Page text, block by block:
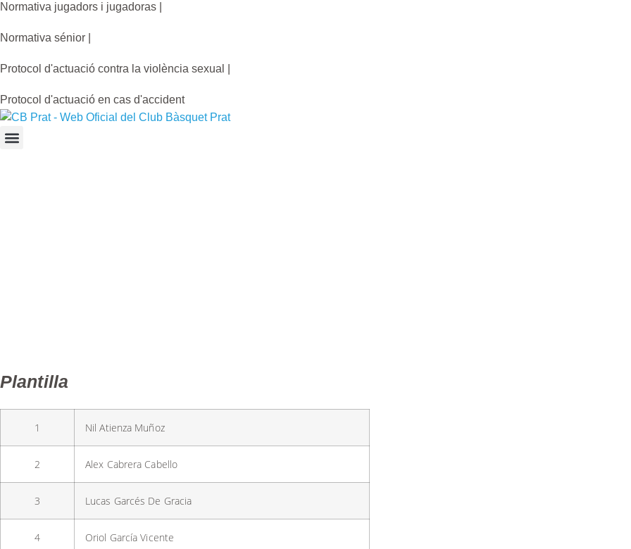
Normativa jugadors i jugadoras |
Normativa sénior |
Protocol d'actuació contra la violència sexual |
Protocol d'actuació en cas d'accident
Plantilla
1 Nil Atienza Muñoz
2 Alex Cabrera Cabello
3 Lucas Garcés De Gracia
4 Oriol García Vicente